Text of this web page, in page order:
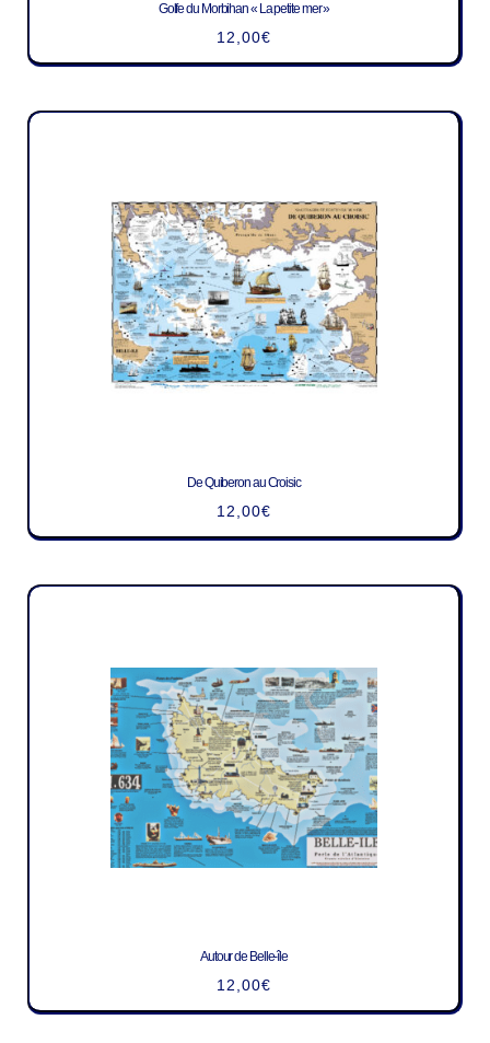
Golfe du Morbihan « La petite mer »
12,00€
De Quiberon au Croisic
12,00€
Autour de Belle-île
12,00€